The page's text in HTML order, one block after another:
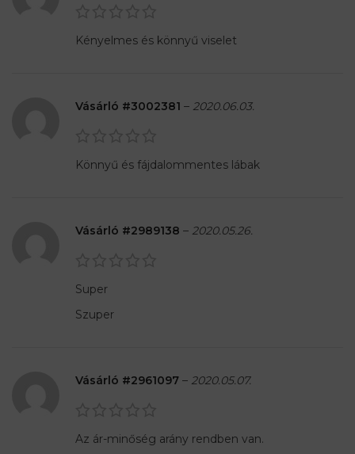
Kényelmes és könnyű viselet
Vásárló #3002381 – 2020.06.03.
Könnyű és fájdalommentes lábak
Vásárló #2989138 – 2020.05.26.
Super
Szuper
Vásárló #2961097 – 2020.05.07.
Az ár-minőség arány rendben van.